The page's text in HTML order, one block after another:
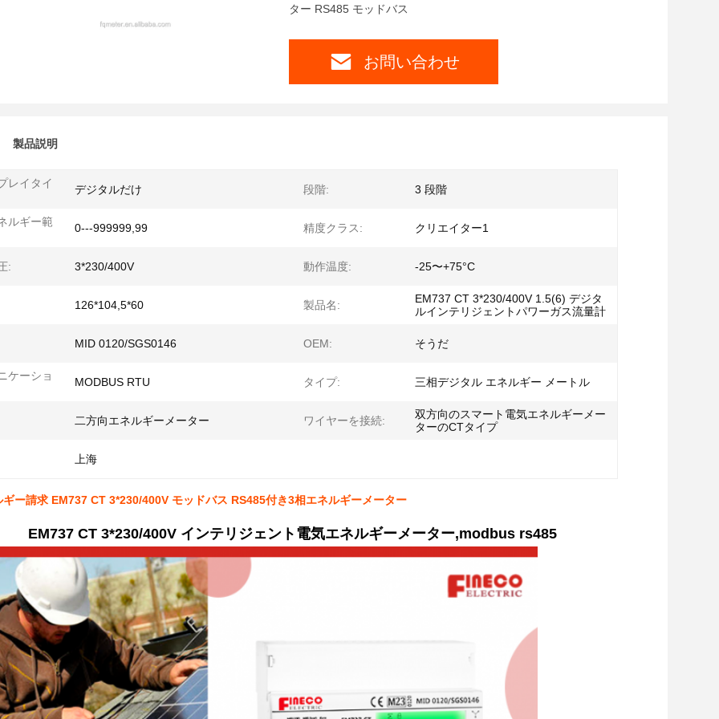
ター RS485 モッドバス
お問い合わせ
製品説明
レイタイ デジタルだけ 段階: 3 段階
ルギー範 0---999999,99 精度クラス: クリエイター1
: 3*230/400V 動作温度: -25〜+75°C
126*104,5*60 製品名:
EM737 CT 3*230/400V 1.5(6) デジタ
ルインテリジェントパワーガス流量計
MID 0120/SGS0146 OEM: そうだ
ケーショ MODBUS RTU タイプ: 三相デジタル エネルギー メートル
二方向エネルギーメーター ワイヤーを接続:
双方向のスマート電気エネルギーメー
ターのCTタイプ
上海
ギー請求 EM737 CT 3*230/400V モッドバス RS485付き3相エネルギーメーター
EM737 CT 3*230/400V インテリジェント電気エネルギーメーター,modbus rs485